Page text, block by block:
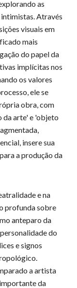
as
Através
visuais em
mais
do papel da
implícitas nos
os valores
ele se
obra, com
da arte' e 'objeto
insere sua
a produção da
e na
profunda sobre
anteparo da
do
e signos
a artista
da